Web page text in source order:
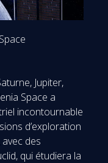
Jupiter,
Space a
incontournable
d’exploration
des
qui étudiera la